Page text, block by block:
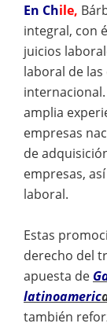
En Chile,
integral, con
juicios
laboral de
internacional.
amplia
empresas
de
empresas,
laboral.
Estas
derecho del
apuesta de
latinoameric
también